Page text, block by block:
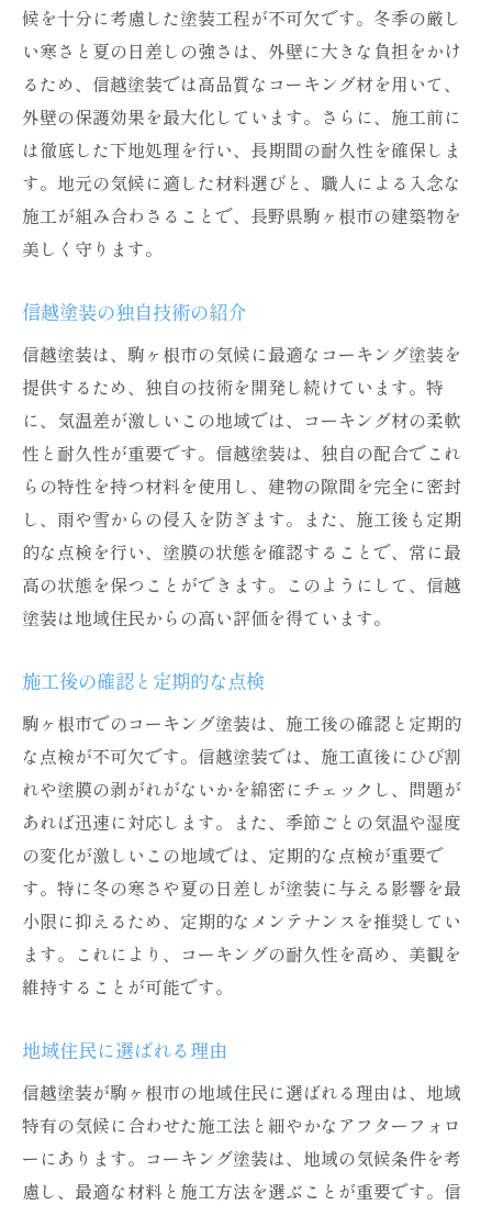
候を十分に考慮した塗装工程が不可欠です。冬季の厳し
い寒さと夏の日差しの強さは、外壁に大きな負担をかけ
るため、信越塗装では高品質なコーキング材を用いて、
外壁の保護効果を最大化しています。さらに、施工前に
は徹底した下地処理を行い、長期間の耐久性を確保しま
す。地元の気候に適した材料選びと、職人による入念な
施工が組み合わさることで、長野県駒ヶ根市の建築物を
美しく守ります。
信越塗装の独自技術の紹介
信越塗装は、駒ヶ根市の気候に最適なコーキング塗装を
提供するため、独自の技術を開発し続けています。特
に、気温差が激しいこの地域では、コーキング材の柔軟
性と耐久性が重要です。信越塗装は、独自の配合でこれ
らの特性を持つ材料を使用し、建物の隙間を完全に密封
し、雨や雪からの侵入を防ぎます。また、施工後も定期
的な点検を行い、塗膜の状態を確認することで、常に最
高の状態を保つことができます。このようにして、信越
塗装は地域住民からの高い評価を得ています。
施工後の確認と定期的な点検
駒ヶ根市でのコーキング塗装は、施工後の確認と定期的
な点検が不可欠です。信越塗装では、施工直後にひび割
れや塗膜の剥がれがないかを綿密にチェックし、問題が
あれば迅速に対応します。また、季節ごとの気温や湿度
の変化が激しいこの地域では、定期的な点検が重要で
す。特に冬の寒さや夏の日差しが塗装に与える影響を最
小限に抑えるため、定期的なメンテナンスを推奨してい
ます。これにより、コーキングの耐久性を高め、美観を
維持することが可能です。
地域住民に選ばれる理由
信越塗装が駒ヶ根市の地域住民に選ばれる理由は、地域
特有の気候に合わせた施工法と細やかなアフターフォロ
ーにあります。コーキング塗装は、地域の気候条件を考
慮し、最適な材料と施工方法を選ぶことが重要です。信